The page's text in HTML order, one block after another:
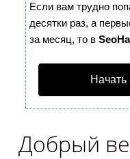
Если вам трудно
десятки раз, а
за месяц, то в
Добрый